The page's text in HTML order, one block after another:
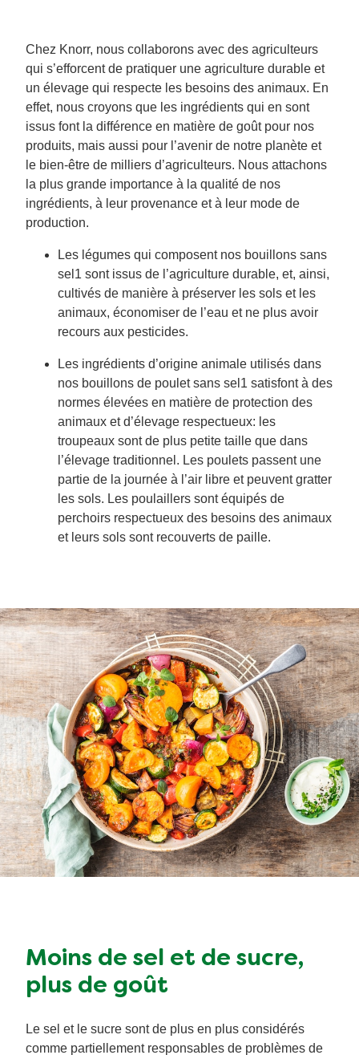
Chez Knorr, nous collaborons avec des agriculteurs
qui s’efforcent de pratiquer une agriculture durable et
un élevage qui respecte les besoins des animaux. En
effet, nous croyons que les ingrédients qui en sont
issus font la différence en matière de goût pour nos
produits, mais aussi pour l’avenir de notre planète et
le bien-être de milliers d’agriculteurs. Nous attachons
la plus grande importance à la qualité de nos
ingrédients, à leur provenance et à leur mode de
production.
Les légumes qui composent nos bouillons sans
sel1 sont issus de l’agriculture durable, et, ainsi,
cultivés de manière à préserver les sols et les
animaux, économiser de l’eau et ne plus avoir
recours aux pesticides.
Les ingrédients d’origine animale utilisés dans
nos bouillons de poulet sans sel1 satisfont à des
normes élevées en matière de protection des
animaux et d’élevage respectueux: les
troupeaux sont de plus petite taille que dans
l’élevage traditionnel. Les poulets passent une
partie de la journée à l’air libre et peuvent gratter
les sols. Les poulaillers sont équipés de
perchoirs respectueux des besoins des animaux
et leurs sols sont recouverts de paille.
Moins de sel et de sucre,
plus de goût
Le sel et le sucre sont de plus en plus considérés
comme partiellement responsables de problèmes de